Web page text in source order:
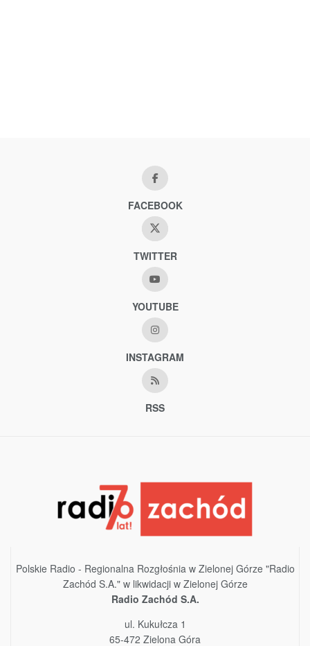
FACEBOOK
TWITTER
YOUTUBE
INSTAGRAM
RSS
Polskie Radio - Regionalna Rozgłośnia w Zielonej Górze "Radio
Zachód S.A." w likwidacji w Zielonej Górze
Radio Zachód S.A.
ul. Kukułcza 1
65-472 Zielona Góra